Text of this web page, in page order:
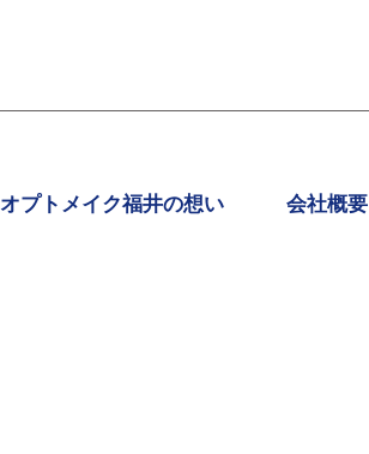
オプトメイク福井の想い 会社概要